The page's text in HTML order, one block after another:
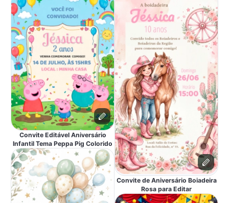
Convite Editável Aniversário
Infantil Tema Peppa Pig Colorido
Convite de Aniversário Boiadeira
Rosa para Editar